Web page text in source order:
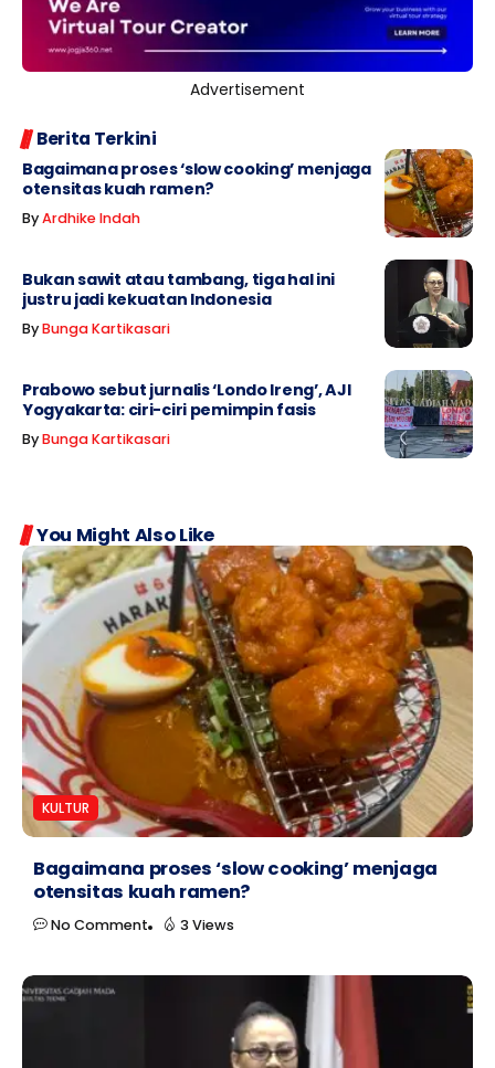
Advertisement
Berita Terkini
Bagaimana proses ‘slow cooking’ menjaga
otensitas kuah ramen?
ByArdhike Indah
Bukan sawit atau tambang, tiga hal ini
justru jadi kekuatan Indonesia
ByBunga Kartikasari
Prabowo sebut jurnalis ‘Londo Ireng’, AJI
Yogyakarta: ciri-ciri pemimpin fasis
ByBunga Kartikasari
You Might Also Like
KULTUR
Bagaimana proses ‘slow cooking’ menjaga
otensitas kuah ramen?
No Comment 3 Views